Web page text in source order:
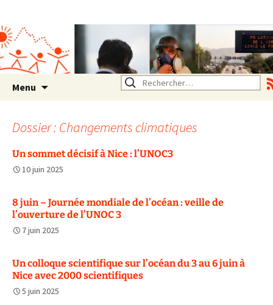
Rhône Alpes
Un environnement sain pour
la santé de tous
Menu Rechercher :
Dossier : Changements climatiques
Un sommet décisif à Nice : l’UNOC3
10 juin 2025
8 juin – Journée mondiale de l’océan : veille de
l’ouverture de l’UNOC 3
7 juin 2025
Un colloque scientifique sur l’océan du 3 au 6 juin à
Nice avec 2000 scientifiques
5 juin 2025